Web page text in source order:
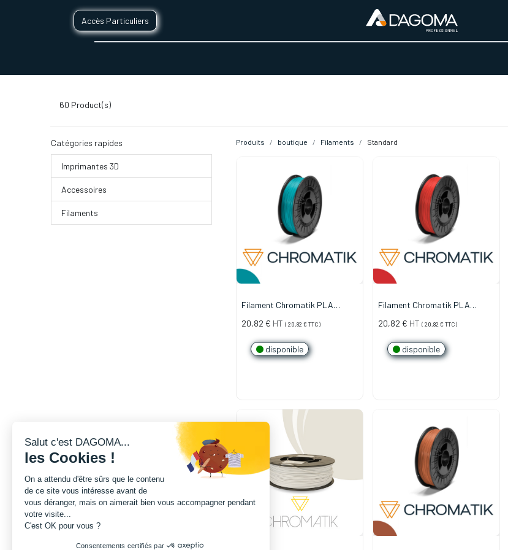
Accès Particuliers
60 Product(s)
Catégories rapides
Imprimantes 3D
Accessoires
Filaments
Produits boutique Filaments Standard
Filament Chromatik PLA
20,82 € HT ( 20,82 € TTC)
disponible
Filament Chromatik PLA
20,82 € HT ( 20,82 € TTC)
disponible
Salut c'est DAGOMA...
les Cookies !
On a attendu d'être sûrs que le contenu
de ce site vous intéresse avant de
vous déranger, mais on aimerait bien vous accompagner pendant
votre visite...
C'est OK pour vous ?
Consentements certifiés par